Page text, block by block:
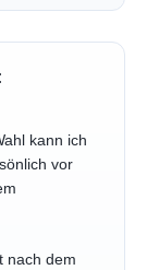
kann ich
vor
nach dem